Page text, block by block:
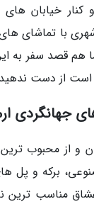
خیابان
با تماشای
قصد سفر به این
است از دست
جهانگردی
و از محبوب
برکه و پل
مناسب ترین